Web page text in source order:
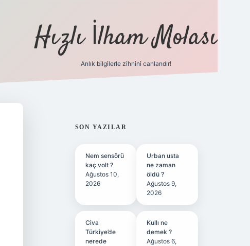
Hızlı İlham Molası
Anlık bilgilerle zihnini canlandır!
SIDEBAR
SON YAZILAR
Nem sensörü
kaç volt ?
Ağustos 10,
2026
Urban usta
ne zaman
öldü ?
Ağustos 9,
2026
Civa
Türkiye’de
nerede
Kullı ne
demek ?
Ağustos 6,